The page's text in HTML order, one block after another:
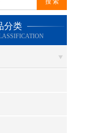
分类